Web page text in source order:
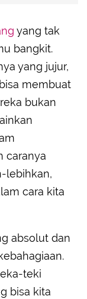
Orang
untuk
yang tak
bangkit.
yang jujur,
membuat
bukan
caranya
lebihkan,
cara kita
absolut dan
teki
bisa kita